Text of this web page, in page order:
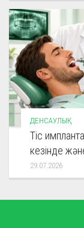
ДЕНСАУЛЫҚ
Тіс
кезінде
29.07.2026